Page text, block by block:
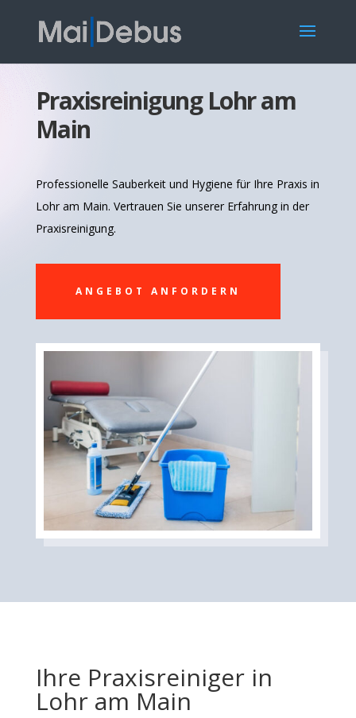
Praxisreinigung Lohr am
Main
Professionelle Sauberkeit und Hygiene für Ihre Praxis in
Lohr am Main. Vertrauen Sie unserer Erfahrung in der
Praxisreinigung.
ANGEBOT ANFORDERN
Ihre Praxisreiniger in
Lohr am Main